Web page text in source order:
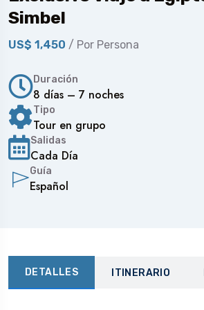
Simbel
US$ 1,450 / Por Persona
Duración
8 días – 7 noches
Tipo
Tour en grupo
Salidas
Cada Día
Guía
Español
DETALLES ITINERARIO